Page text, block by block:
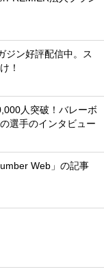
ジン好評配信中。ス
！
人突破！バレーボ
選手のインタビュー
Web」の記事